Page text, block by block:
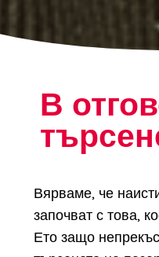
В
Вярваме, че
започват с това,
Ето защо